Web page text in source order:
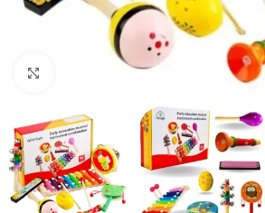
Haga clic para ampliar